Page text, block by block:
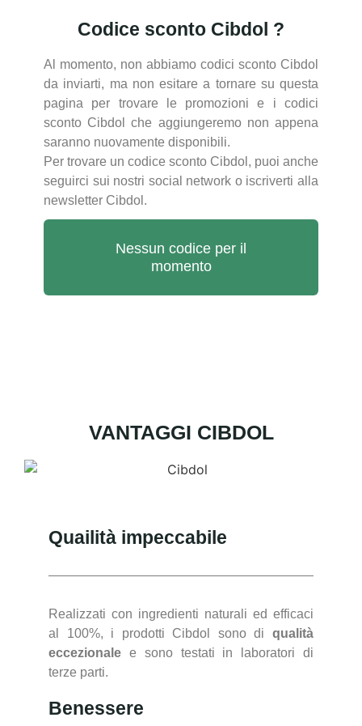
Codice sconto Cibdol ?
Al momento, non abbiamo codici sconto Cibdol
da inviarti, ma non esitare a tornare su questa
pagina per trovare le promozioni e i codici
sconto Cibdol che aggiungeremo non appena
saranno nuovamente disponibili.
Per trovare un codice sconto Cibdol, puoi anche
seguirci sui nostri social network o iscriverti alla
newsletter Cibdol.
Nessun codice per il
momento
VANTAGGI CIBDOL
Quailità impeccabile
Realizzati con ingredienti naturali ed efficaci
al 100%, i prodotti Cibdol sono di qualità
eccezionale e sono testati in laboratori di
terze parti.
Benessere